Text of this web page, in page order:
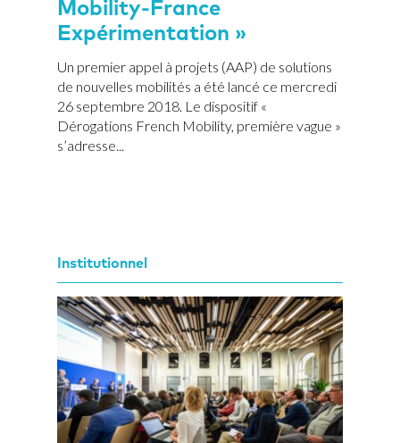
Mobility-France
Expérimentation »
Un premier appel à projets (AAP) de solutions
de nouvelles mobilités a été lancé ce mercredi
26 septembre 2018. Le dispositif «
Dérogations French Mobility, première vague »
s’adresse...
Institutionnel